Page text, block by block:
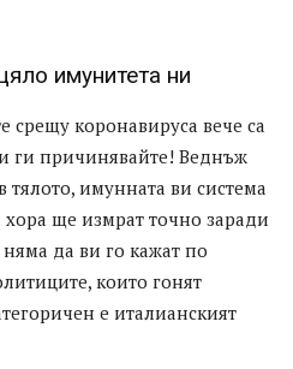
имунитета ни
срещу коронавируса вече са
ги причинявайте! Веднъж
тялото, имунната ви система
ще измрат точно заради
да ви го кажат по
които гонят
е италианският